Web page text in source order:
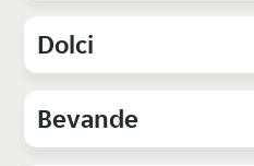
Dolci
Bevande